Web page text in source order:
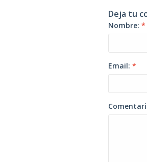
Deja tu
Nombre: *
Email: *